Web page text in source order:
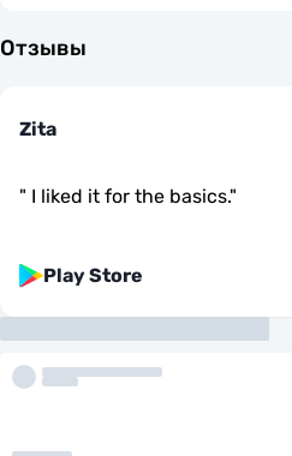
Отзывы
Zita
" I liked it for the basics."
Play Store